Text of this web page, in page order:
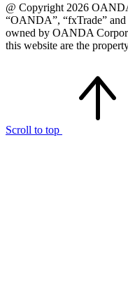
@ Copyright 2026
“OANDA”, “fxTrade”
owned by OANDA
this website are the
Scroll to top